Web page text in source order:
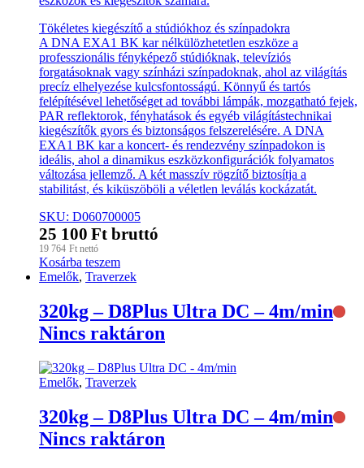
Tökéletes kiegészítő a stúdiókhoz és színpadokra
A DNA EXA1 BK kar nélkülözhetetlen eszköze a
professzionális fényképező stúdióknak, televíziós
forgatásoknak vagy színházi színpadoknak, ahol az világítás
precíz elhelyezése kulcsfontosságú. Könnyű és tartós
felépítésével lehetőséget ad további lámpák, mozgatható fejek,
PAR reflektorok, fényhatások és egyéb világítástechnikai
kiegészítők gyors és biztonságos felszerelésére. A DNA
EXA1 BK kar a koncert- és rendezvény színpadokon is
ideális, ahol a dinamikus eszközkonfigurációk folyamatos
változása jellemző. A két masszív rögzítő biztosítja a
stabilitást, és kiküszöböli a véletlen leválás kockázatát.
SKU: D060700005
25 100 Ft bruttó
19 764 Ft nettó
Kosárba teszem
Emelők, Traverzek
320kg – D8Plus Ultra DC – 4m/min
Nincs raktáron
Emelők, Traverzek
320kg – D8Plus Ultra DC – 4m/min
Nincs raktáron